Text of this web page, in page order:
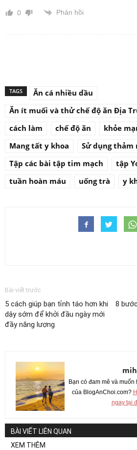
0 Phản hồi
TAGS
Ăn cá nhiều dầu
Ăn ít muối và thử chế độ ăn Địa
cách làm
chế độ ăn
khỏe
Mang tất y khoa
Sử dụng thảm
Tập các bài tập tim mạch
tập
tuần hoàn máu
uống trà y
Bài viết trước
5 cách giúp bạn tỉnh táo hơn khi
dậy sớm để khởi đầu ngày mới
đầy năng lượng
8
Bạn có đam mê và
của BlogAnChoi.com?
ngay tại
BÀI VIẾT LIÊN QUAN
XEM THÊM